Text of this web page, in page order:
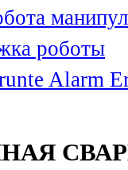
роботы
Alarm